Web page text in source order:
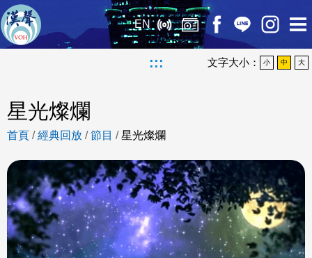
EN
::: 文字大小： 小 中 大
星光燦爛
首頁 /經典回放 /節目 /星光燦爛